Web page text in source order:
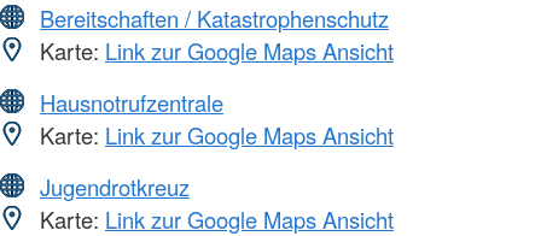
Bereitschaften / Katastrophenschutz
Karte: Link zur Google Maps Ansicht
Hausnotrufzentrale
Karte: Link zur Google Maps Ansicht
Jugendrotkreuz
Karte: Link zur Google Maps Ansicht